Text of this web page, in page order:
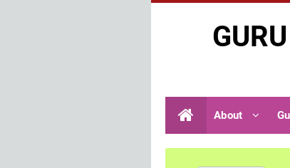
About